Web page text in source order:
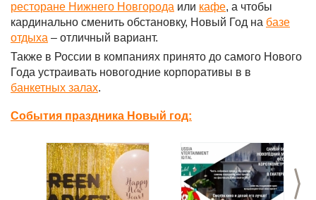
ресторане Нижнего Новгорода или кафе, а чтобы
кардинально сменить обстановку, Новый Год на базе
отдыха – отличный вариант.
Также в России в компаниях принято до самого Нового
Года устраивать новогодние корпоративы в в
банкетных залах.
События праздника Новый год:
>